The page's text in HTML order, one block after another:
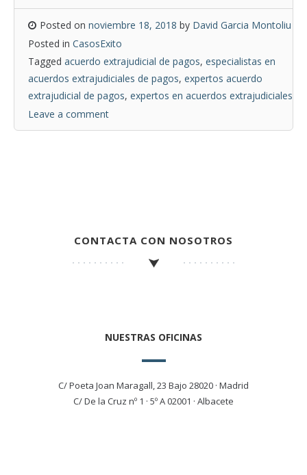
Posted on noviembre 18, 2018 by David Garcia Montoliu
Posted in CasosExito
Tagged acuerdo extrajudicial de pagos, especialistas en
acuerdos extrajudiciales de pagos, expertos acuerdo
extrajudicial de pagos, expertos en acuerdos extrajudiciales
Leave a comment
CONTACTA CON NOSOTROS
NUESTRAS OFICINAS
C/ Poeta Joan Maragall, 23 Bajo 28020 · Madrid
C/ De la Cruz nº 1 · 5º A 02001 · Albacete